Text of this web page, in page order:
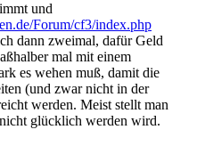
und
Forum/cf3/index.php
dann zweimal, dafür Geld
mal mit einem
es wehen muß, damit die
(und zwar nicht in der
werden. Meist stellt man
glücklich werden wird.